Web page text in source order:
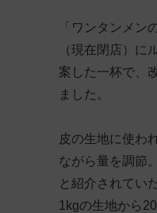
「ワンタンメン
（現在閉店）
案した一杯で、
ました。
皮の生地に使わ
ながら量を調節
と紹介されてい
1kgの生地から